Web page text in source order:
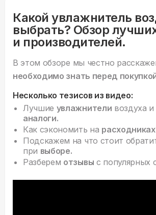
Какой увлажнитель
выбрать? Обзор
и производителей.
В этом обзоре мы честно
необходимо знать перед
Несколько тезисов из видео:
Лучшие увлажнители воздуха
аналоги.
Как сэкономить на
Подскажем на что стоит
при выборе.
Разберем отзывы с популярных